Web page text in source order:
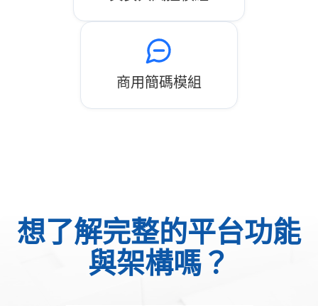
商用簡碼模組
想了解完整的平台功能
與架構嗎？